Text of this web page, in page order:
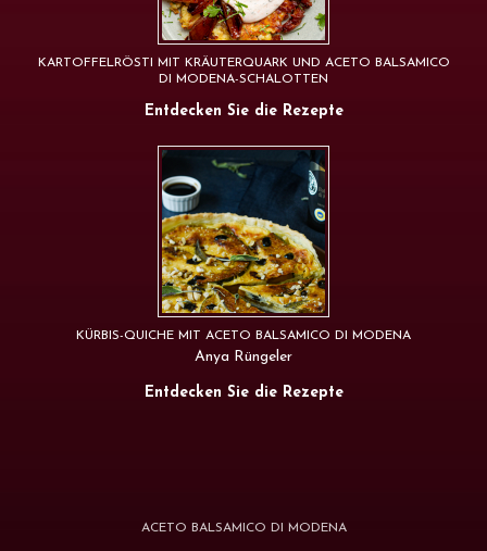
KARTOFFELRÖSTI MIT KRÄUTERQUARK UND ACETO BALSAMICO
DI MODENA-SCHALOTTEN
Entdecken Sie die Rezepte
KÜRBIS-QUICHE MIT ACETO BALSAMICO DI MODENA
Anya Rüngeler
Entdecken Sie die Rezepte
ACETO BALSAMICO DI MODENA